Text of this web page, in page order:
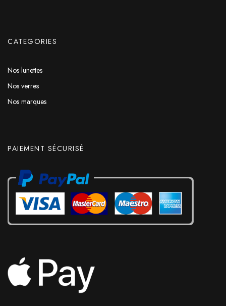
CATEGORIES
Nos lunettes
Nos verres
Nos marques
PAIEMENT SÉCURISÉ